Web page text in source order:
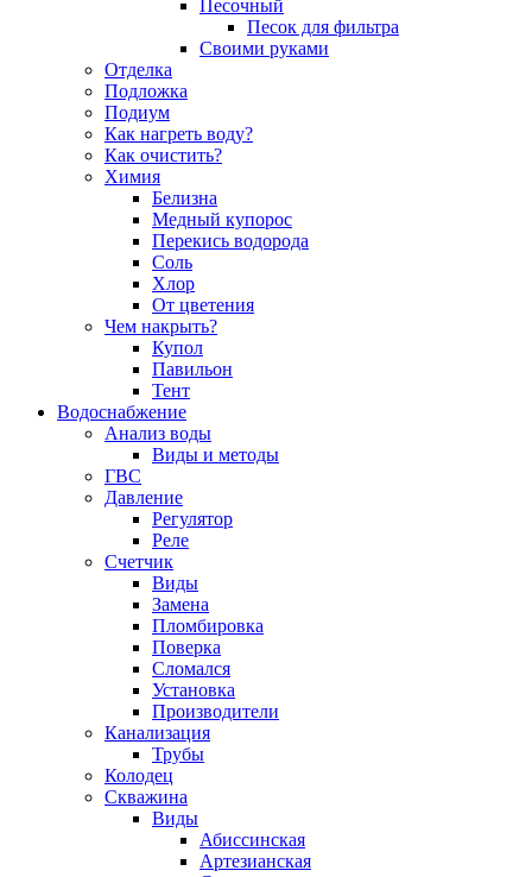
Песочный
Песок для фильтра
Своими руками
Отделка
Подложка
Подиум
Как нагреть воду?
Как очистить?
Химия
Белизна
Медный купорос
Перекись водорода
Соль
Хлор
От цветения
Чем накрыть?
Купол
Павильон
Тент
Водоснабжение
Анализ воды
Виды и методы
ГВС
Давление
Регулятор
Реле
Счетчик
Виды
Замена
Пломбировка
Поверка
Сломался
Установка
Производители
Канализация
Трубы
Колодец
Скважина
Виды
Абиссинская
Артезианская